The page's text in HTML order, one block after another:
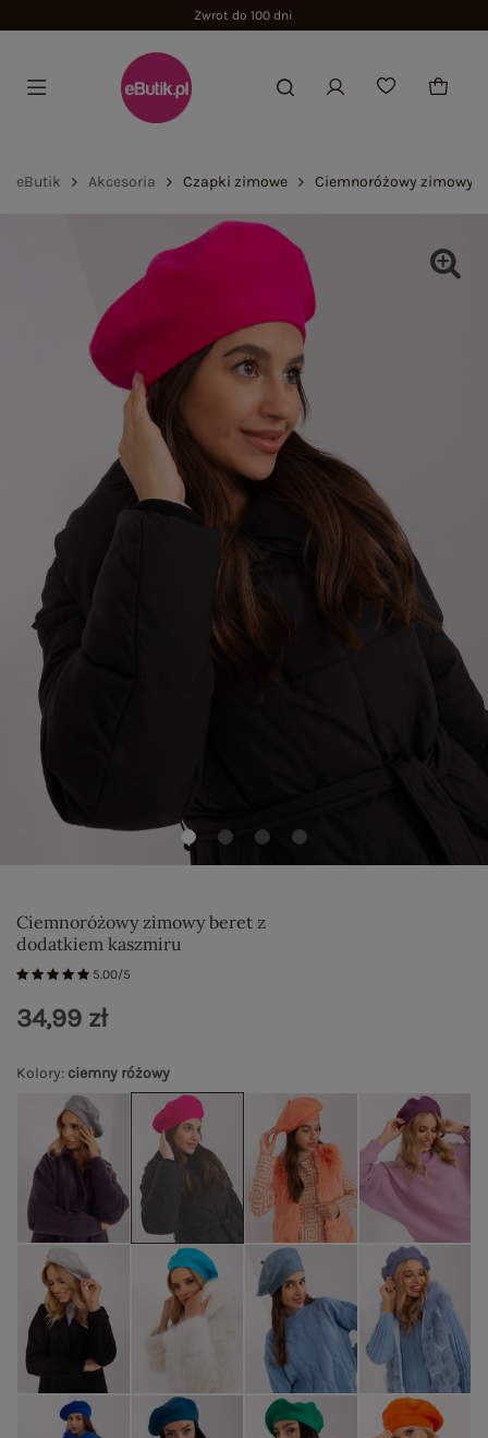
Zwrot do 100 dni
eButik Akcesoria Czapki zimowe Ciemnoróżowy zimowy
Ciemnoróżowy zimowy beret z
dodatkiem kaszmiru
5.00/5
Kolory: ciemny różowy
34,99 zł